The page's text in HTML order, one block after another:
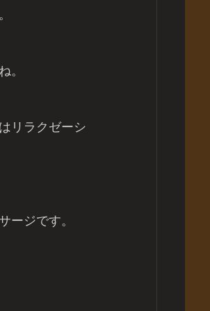
。
リラクゼーシ
ージです。